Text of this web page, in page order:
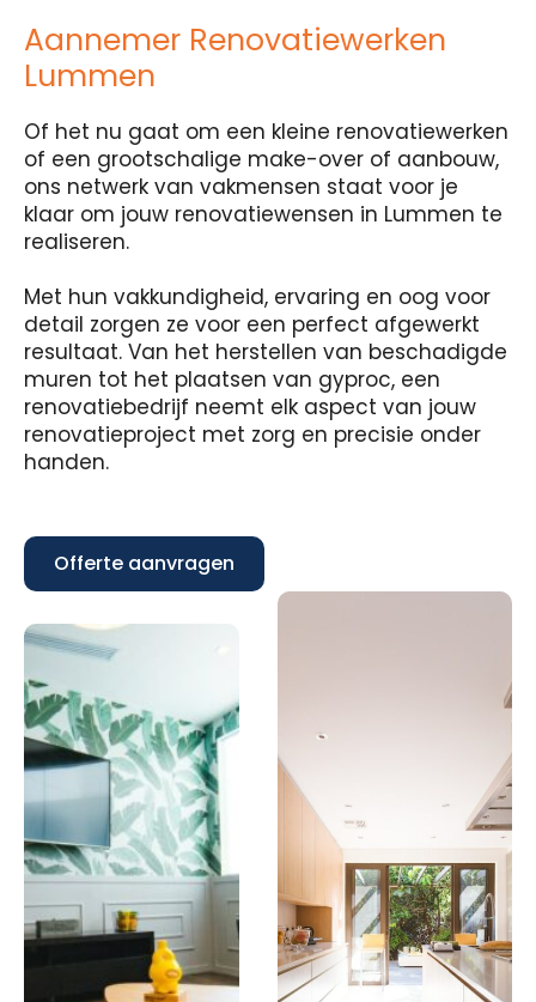
Aannemer Renovatiewerken
Lummen
Of het nu gaat om een kleine renovatiewerken
of een grootschalige make-over of aanbouw,
ons netwerk van vakmensen staat voor je
klaar om jouw renovatiewensen in Lummen te
realiseren.
Met hun vakkundigheid, ervaring en oog voor
detail zorgen ze voor een perfect afgewerkt
resultaat. Van het herstellen van beschadigde
muren tot het plaatsen van gyproc, een
renovatiebedrijf neemt elk aspect van jouw
renovatieproject met zorg en precisie onder
handen.
Offerte aanvragen